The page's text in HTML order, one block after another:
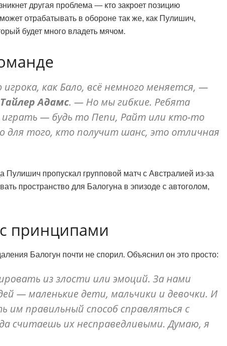
другая проблема — кто закроет позицию
отрабатывать в обороне так же, как Пулишич,
будет много владеть мячом.
как Бало, всё немного меняется, —
Тайлер Адамс. — Но мы гибкие. Ребята
играть — будь то Пепи, Райт или кто-то
для того, кто получит шанс, это отличная
Пулишич пропускал групповой матч с Австралией из-за
пространство для Балогуна в эпизоде с автоголом,
принципами
Балогун почти не спорил. Объяснил он это просто:
из злости или эмоций. За нами
— маленькие дети, мальчики и девочки. И
правильный способ справляться с
считаешь их несправедливыми. Думаю, я